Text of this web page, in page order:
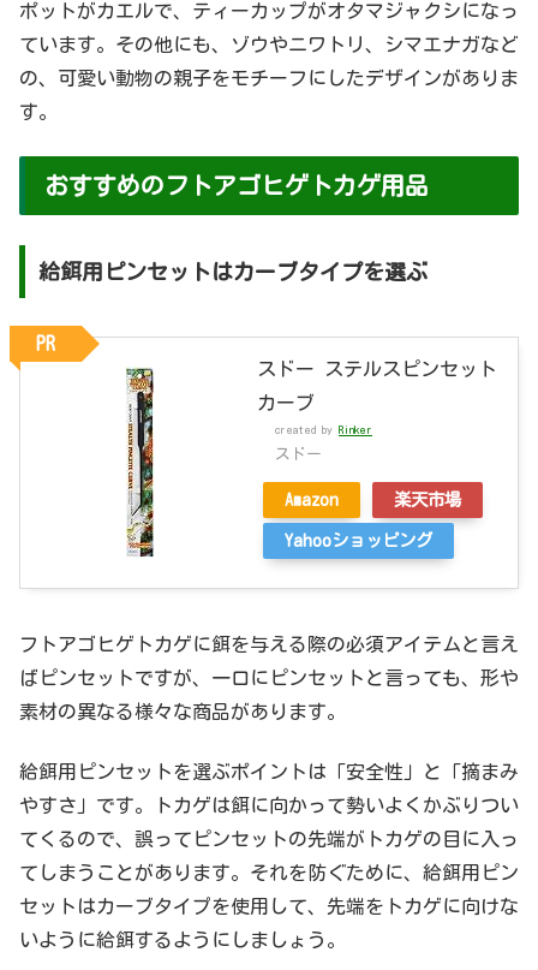
ポットがカエルで、ティーカップがオタマジャクシになっ
ています。その他にも、ゾウやニワトリ、シマエナガなど
の、可愛い動物の親子をモチーフにしたデザインがありま
す。
おすすめのフトアゴヒゲトカゲ用品
給餌用ピンセットはカーブタイプを選ぶ
スドー ステルスピンセット
カーブ
created by Rinker
スドー
Amazon 楽天市場
Yahooショッピング
PR
フトアゴヒゲトカゲに餌を与える際の必須アイテムと言え
ばピンセットですが、一口にピンセットと言っても、形や
素材の異なる様々な商品があります。
給餌用ピンセットを選ぶポイントは「安全性」と「摘まみ
やすさ」です。トカゲは餌に向かって勢いよくかぶりつい
てくるので、誤ってピンセットの先端がトカゲの目に入っ
てしまうことがあります。それを防ぐために、給餌用ピン
セットはカーブタイプを使用して、先端をトカゲに向けな
いように給餌するようにしましょう。